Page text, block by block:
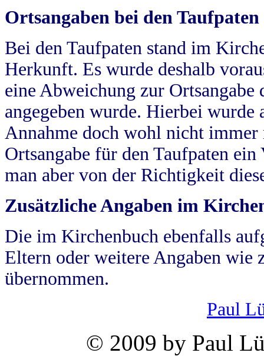
Ortsangaben bei den Taufpaten
Bei den Taufpaten stand im
Herkunft. Es wurde deshalb
eine Abweichung zur
angegeben wurde. Hierbei wurde
Annahme doch wohl nicht
Ortsangabe für den Taufpaten
man aber von der Richtigkeit
Zusätzliche Angaben im
Die im Kirchenbuch ebenfalls
Eltern oder weitere Angaben wie
übernommen.
Paul
© 2009 by Paul